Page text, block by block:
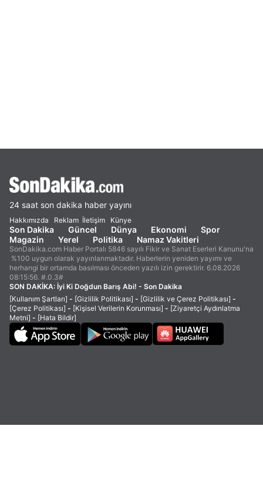
24 saat son dakika haber yayını
Hakkımızda Reklam İletişim Künye
Son Dakika Güncel Dünya Ekonomi
Spor
Magazin
Yerel Politika Namaz Vakitleri
SonDakika.com Haber Portalı 5846 sayılı Fikir ve Sanat Eserleri Kanunu'na
%100 uygun olarak yayınlanmaktadır. Haberlerin yeniden yayımı ve
herhangi bir ortamda basılması önceden yazılı izin gerektirir. 6.08.2026
08:15:56. #.0.3#
SON DAKİKA: İyi Ki Doğdun Barış Abi! - Son Dakika
[Kullanım Şartları] - [Gizlilik Politikası] - [Gizlilik ve Çerez Politikası] -
[Çerez Politikası] - [Kişisel Verilerin Korunması] - [Ziyaretçi Aydınlatma
Metni] - [Hata Bildir]